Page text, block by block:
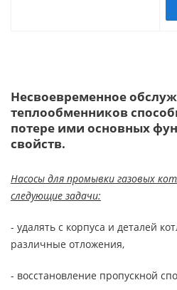
Несвоевременное
теплообменников
потере ими основных
свойств.
Насосы для промывки газовых
следующие задачи:
- удалять с корпуса и деталей
различные отложения,
- восстановление пропускной